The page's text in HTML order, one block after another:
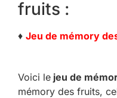
fruits :
♦ Jeu de mémory
Voici le jeu de
mémory des fruits,